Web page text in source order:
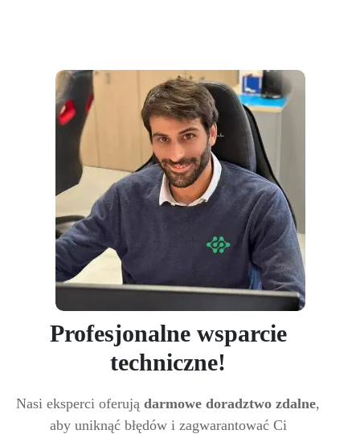
Profesjonalne wsparcie
techniczne!
Nasi eksperci oferują darmowe doradztwo zdalne,
aby uniknąć błędów i zagwarantować Ci